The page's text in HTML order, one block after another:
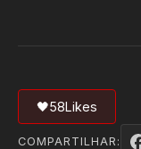
🖤58Likes
COMPARTILHAR: